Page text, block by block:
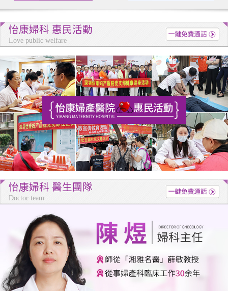
怡康婦科 惠民活動
Love public welfare
怡康婦科 醫生團隊
Doctor team